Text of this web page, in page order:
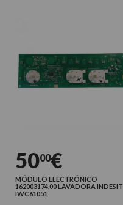
5000€
MÓDULO ELECTRÓNICO
162003174.00 LAVADORA INDESIT
IWC61051